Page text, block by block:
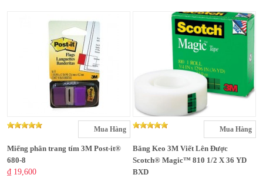
Mua Hàng
Miếng phân trang tím 3M Post-it®
680-8
₫ 19,600
Mua Hàng
Băng Keo 3M Viết Lên Được
Scotch® Magic™ 810 1/2 X 36 YD
BXD